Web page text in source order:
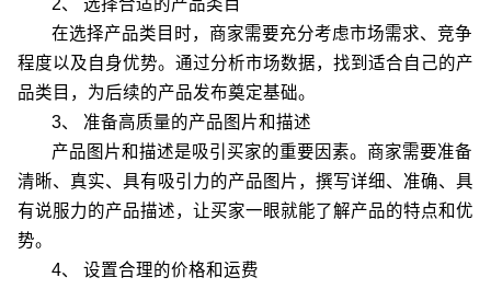
2、 选择合适的产品类目
在选择产品类目时，商家需要充分考虑市场需求、竞争
程度以及自身优势。通过分析市场数据，找到适合自己的产
品类目，为后续的产品发布奠定基础。
3、 准备高质量的产品图片和描述
产品图片和描述是吸引买家的重要因素。商家需要准备
清晰、真实、具有吸引力的产品图片，撰写详细、准确、具
有说服力的产品描述，让买家一眼就能了解产品的特点和优
势。
4、 设置合理的价格和运费